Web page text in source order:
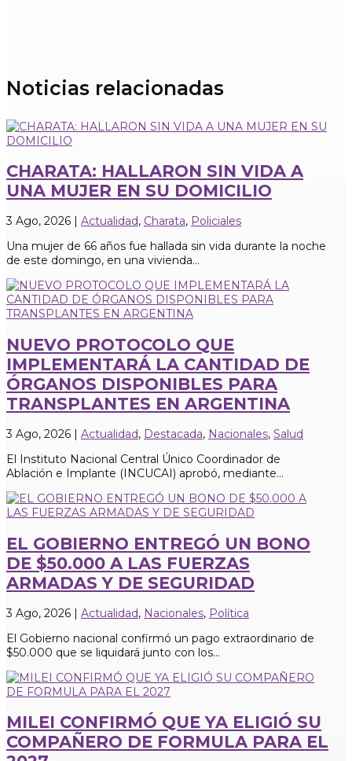
Noticias relacionadas
CHARATA: HALLARON SIN VIDA A
UNA MUJER EN SU DOMICILIO
3 Ago, 2026 Actualidad, Charata, Policiales
Una mujer de 66 años fue hallada sin vida durante la noche
de este domingo, en una vivienda...
NUEVO PROTOCOLO QUE
IMPLEMENTARÁ LA CANTIDAD DE
ÓRGANOS DISPONIBLES PARA
TRANSPLANTES EN ARGENTINA
3 Ago, 2026 | Actualidad, Destacada, Nacionales, Salud
El Instituto Nacional Central Único Coordinador de
Ablación e Implante (INCUCAI) aprobó, mediante...
EL GOBIERNO ENTREGÓ UN BONO
DE $50.000 A LAS FUERZAS
ARMADAS Y DE SEGURIDAD
3 Ago, 2026 | Actualidad, Nacionales, Política
El Gobierno nacional confirmó un pago extraordinario de
$50.000 que se liquidará junto con los...
MILEI CONFIRMÓ QUE YA ELIGIÓ SU
COMPAÑERO DE FORMULA PARA EL